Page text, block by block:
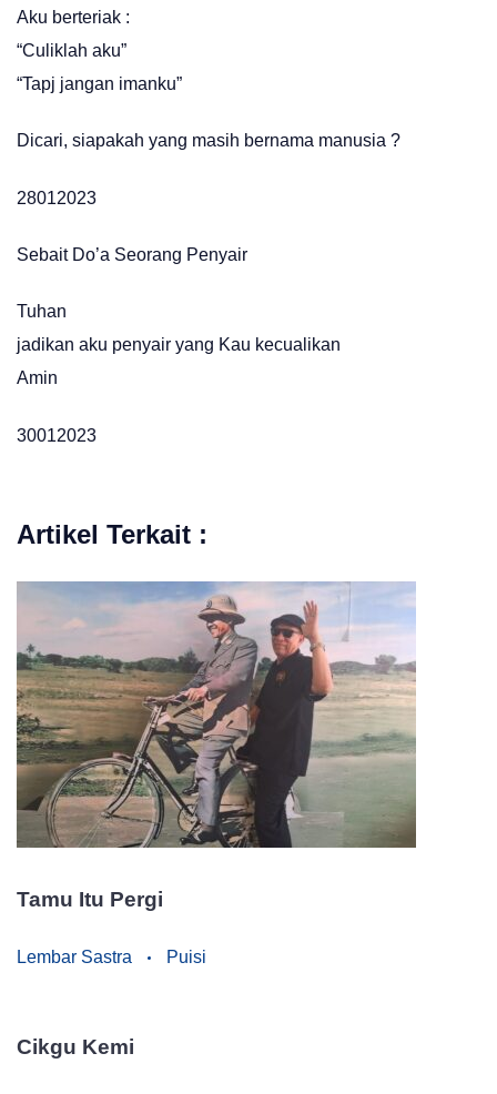
Aku berteriak :
“Culiklah aku”
“Tapj jangan imanku”
Dicari, siapakah yang masih bernama manusia ?
28012023
Sebait Do’a Seorang Penyair
Tuhan
jadikan aku penyair yang Kau kecualikan
Amin
30012023
Artikel Terkait :
Tamu Itu Pergi
Lembar Sastra Puisi
Cikgu Kemi